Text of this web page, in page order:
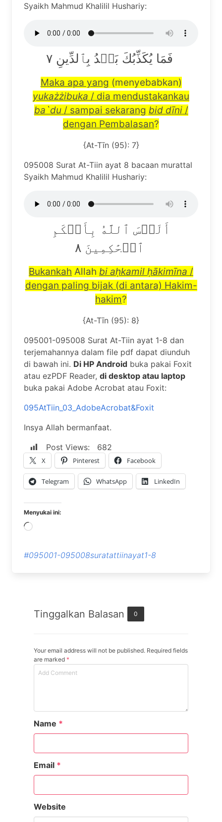
Syaikh Mahmud Khalilil Hushariy:
Maka apa yang (menyebabkan)
yukażżibuka / dia mendustakankau
ba`du/ sampai sekarang bid dīni/
dengan Pembalasan?
{At-Tīn (95): 7}
095008 Surat At-Tiin ayat 8 bacaan murattal
Syaikh Mahmud Khalilil Hushariy:
أَلَيۡسَ ٱللَّهُ بِأَحۡكَمِ
Bukankah Allah bi aḥkamil ḥākimīna /
dengan paling bijak (di antara) Hakim-
hakim?
{At-Tīn (95): 8}
095001-095008 Surat At-Tiin ayat 1-8 dan
terjemahannya dalam file pdf dapat diunduh
di bawah ini. Di HP Android buka pakai Foxit
atau ezPDF Reader, di desktop atau laptop
buka pakai Adobe Acrobat atau Foxit:
095AtTiin_03_AdobeAcrobat&Foxit
Insya Allah bermanfaat.
Post Views:
682
X Pinterest Facebook
Telegram WhatsApp LinkedIn
Menyukai ini:
Memuat...
#095001-095008suratattiinayat1-8
Tinggalkan Balasan 0
Your email address will not be published. Required fields
are marked *
Name *
Email *
Website